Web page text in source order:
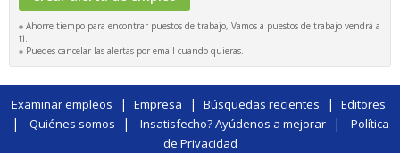
Ahorre tiempo para encontrar puestos de trabajo, Vamos a puestos de trabajo vendrá a
ti.
Puedes cancelar las alertas por email cuando quieras.
Examinar empleos | Empresa | Búsquedas recientes | Editores
| Quiénes somos | Insatisfecho? Ayúdenos a mejorar|
Política
de Privacidad